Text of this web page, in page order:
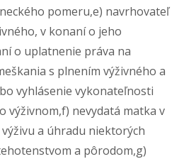
pomeru,e) navrhovateľ
v konaní o jeho
o uplatnenie práva na
s plnením výživného a
vyhlásenie vykonateľnosti
výživnom,f) nevydatá matka v
a úhradu niektorých
a pôrodom,g)